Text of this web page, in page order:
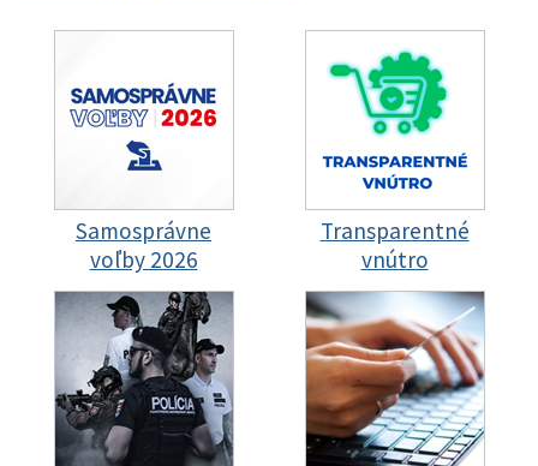
Samosprávne
voľby 2026
Transparentné
vnútro